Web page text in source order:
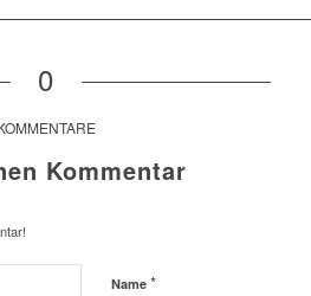
0
Kommentar
Name *